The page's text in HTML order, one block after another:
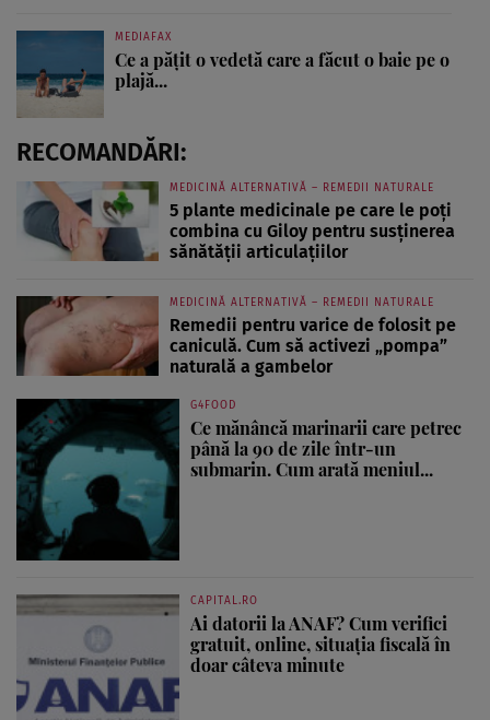
MEDIAFAX
Ce a pățit o vedetă care a făcut o baie pe o
plajă...
RECOMANDĂRI:
MEDICINĂ ALTERNATIVĂ – REMEDII NATURALE
5 plante medicinale pe care le poți
combina cu Giloy pentru susținerea
sănătății articulațiilor
MEDICINĂ ALTERNATIVĂ – REMEDII NATURALE
Remedii pentru varice de folosit pe
caniculă. Cum să activezi „pompa”
naturală a gambelor
G4FOOD
Ce mănâncă marinarii care petrec
până la 90 de zile într-un
submarin. Cum arată meniul...
CAPITAL.RO
Ai datorii la ANAF? Cum verifici
gratuit, online, situația fiscală în
doar câteva minute